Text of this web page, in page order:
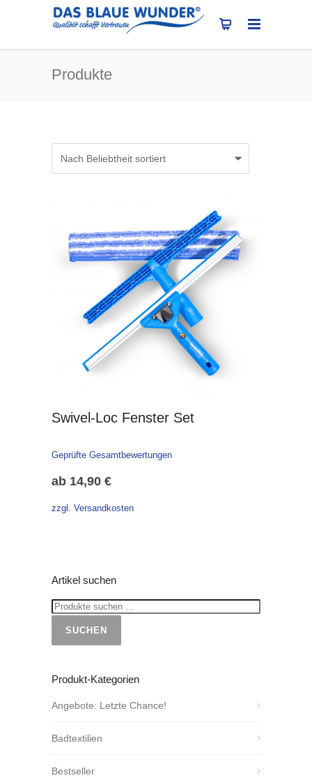
Produkte
Swivel-Loc Fenster Set
Geprüfte Gesamtbewertungen
ab 14,90 €
zzgl. Versandkosten
Artikel suchen
SUCHEN
Produkt-Kategorien
Angebote: Letzte Chance!
Badtextilien
Bestseller